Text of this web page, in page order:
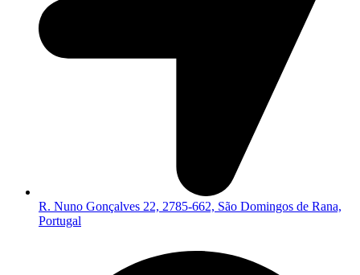
R. Nuno Gonçalves 22, 2785-662, São Domingos de Rana,
Portugal